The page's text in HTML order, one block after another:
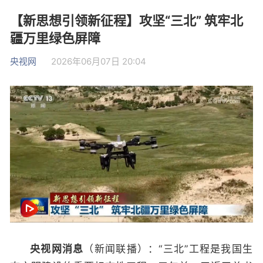
【新思想引领新征程】攻坚“三北” 筑牢北
疆万里绿色屏障
央视网 2026年06月07日 20:04
央视网消息 （新闻联播）：“三北”工程是我国生